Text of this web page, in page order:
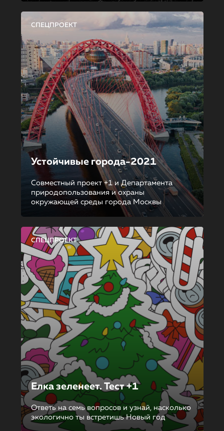
СПЕЦПРОЕКТ
Устойчивые города-2021
Совместный проект +1 и Департамента
природопользования и охраны
окружающей среды города Москвы
СПЕЦПРОЕКТ
Елка зеленеет. Тест +1
Ответь на семь вопросов и узнай, насколько
экологично ты встретишь Новый год